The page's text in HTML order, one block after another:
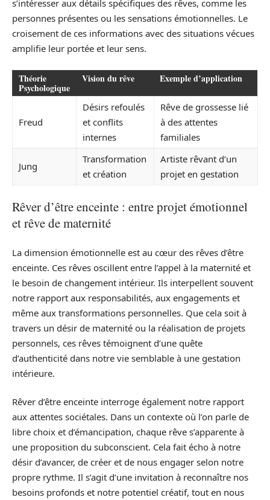
s’intéresser aux détails spécifiques des rêves, comme les
personnes présentes ou les sensations émotionnelles. Le
croisement de ces informations avec des situations vécues
amplifie leur portée et leur sens.
Théorie
Psychologique
Vision du rêve Exemple d’application
Freud
Désirs refoulés
et conflits
internes
Rêve de grossesse lié
à des attentes
familiales
Jung
Transformation
et création
Artiste rêvant d’un
projet en gestation
Rêver d’être enceinte : entre projet émotionnel
et rêve de maternité
La dimension émotionnelle est au cœur des rêves d’être
enceinte. Ces rêves oscillent entre l’appel à la maternité et
le besoin de changement intérieur. Ils interpellent souvent
notre rapport aux responsabilités, aux engagements et
même aux transformations personnelles. Que cela soit à
travers un désir de maternité ou la réalisation de projets
personnels, ces rêves témoignent d’une quête
d’authenticité dans notre vie semblable à une gestation
intérieure.
Rêver d’être enceinte interroge également notre rapport
aux attentes sociétales. Dans un contexte où l’on parle de
libre choix et d’émancipation, chaque rêve s’apparente à
une proposition du subconscient. Cela fait écho à notre
désir d’avancer, de créer et de nous engager selon notre
propre rythme. Il s’agit d’une invitation à reconnaître nos
besoins profonds et notre potentiel créatif, tout en nous